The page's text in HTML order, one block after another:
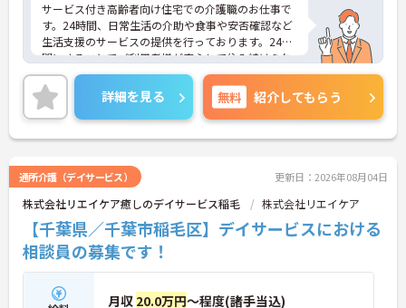
サービス付き高齢者向け住宅での介護職のお仕事で
す。24時間、日常生活の介助や食事や安否確認など
生活支援のサービスの提供を行っております。24時
間にすることでご利用者様が安心して住み続けられ
る環境を整えております。ご興味のある方には、面
接対策ポイントなどさらに詳細をお話いたしますの
で、お気軽にご相談ください。
詳細を見る 無料 紹介してもらう
通所介護（デイサービス） 更新日：2026年08月04日
株式会社リエイケア癒しのデイサービス稲毛 株式会社リエイケア
【千葉県／千葉市稲毛区】デイサービスにおける
相談員の募集です！
月収 20.0万円～程度(諸手当込)